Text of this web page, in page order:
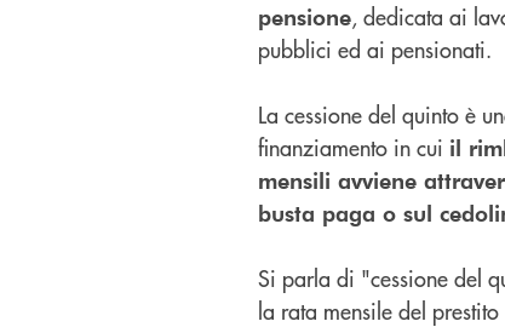
pensione, dedicata ai
pubblici ed ai pensionati.
La cessione del quinto è
finanziamento in cui il
mensili avviene
busta paga o sul
Si parla di "cessione del
la rata mensile del